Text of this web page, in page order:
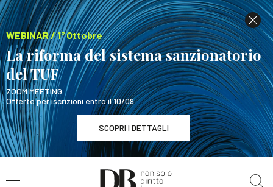
WEBINAR / 1° Ottobre
La riforma del sistema sanzionatorio
del TUF
ZOOM MEETING
Offerte per iscrizioni entro il 10/09
SCOPRI I DETTAGLI
WEBINAR / 1° Ottobre